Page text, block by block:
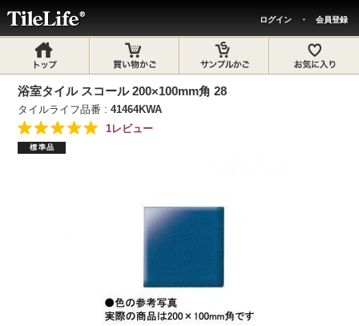
ログイン ・ 会員登録
浴室タイル スコール 200×100mm角 28
タイルライフ品番 :41464KWA
1レビュー
標準品